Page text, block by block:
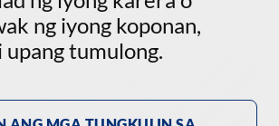
ng iyong koponan,
tumulong.